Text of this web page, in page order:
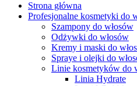
Strona główna
Profesjonalne kosmetyki do
Szampony do włosów
Odżywki do włosów
Kremy i maski do
Spraye i olejki do
Linie kosmetyków do
Linia Hydrate